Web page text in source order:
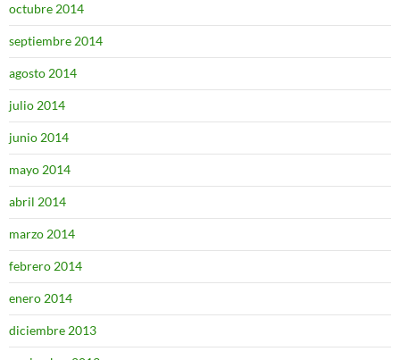
octubre 2014
septiembre 2014
agosto 2014
julio 2014
junio 2014
mayo 2014
abril 2014
marzo 2014
febrero 2014
enero 2014
diciembre 2013